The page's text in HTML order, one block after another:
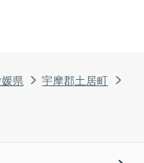
県
宇摩郡土居町